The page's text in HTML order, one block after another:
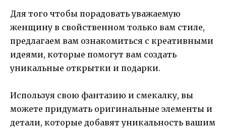
Для того чтобы порадовать уважаемую
женщину в свойственном только вам стиле,
предлагаем вам ознакомиться с креативными
идеями, которые помогут вам создать
уникальные открытки и подарки.
Используя свою фантазию и смекалку, вы
можете придумать оригинальные элементы и
детали, которые добавят уникальность вашим